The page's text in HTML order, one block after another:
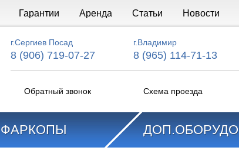
Гарантии Аренда Статьи Новости
г.Сергиев Посад
8 (906) 719-07-27
г.Владимир
8 (965) 114-71-13
Обратный звонок Схема проезда
ФАРКОПЫ